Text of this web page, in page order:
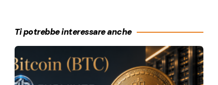
Ti potrebbe interessare anche